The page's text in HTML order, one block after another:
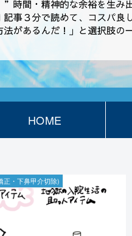
HOME
正・下鼻甲介切除)